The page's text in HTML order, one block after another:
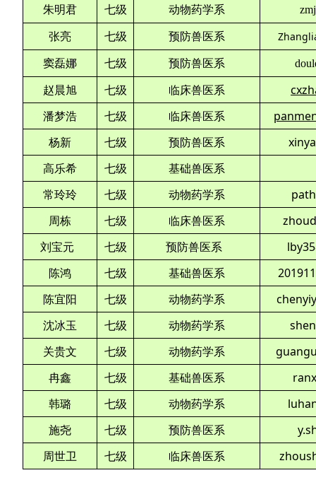
朱明君
七级 动物药学系
张亮 七级 预防兽医系
窦磊娜 七级 预防兽医系
赵晨旭 七级 临床兽医系
潘梦浩
七级 临床兽医系
杨新
七级 预防兽医系
高乐希
七级
基础兽医系
常玲玲
七级 动物药学系
周栋
七级 临床兽医系
刘宝元
七级 预防兽医系
陈鸿
七级 基础兽医系
陈宜阳
七级 动物药学系
沈冰玉
七级 动物药学系
关贵文
七级 动物药学系
冉鑫
七级 基础兽医系
韩璐
七级 动物药学系
施尧
七级 预防兽医系
周世卫
七级 临床兽医系